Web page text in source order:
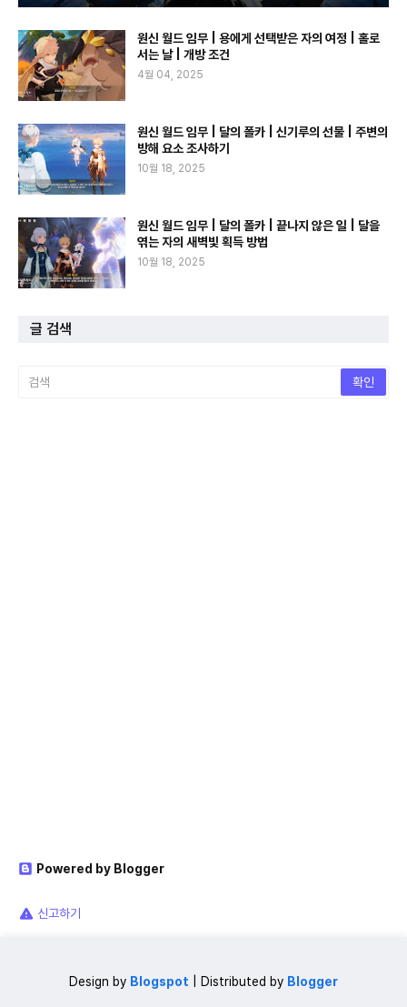
원신 월드 임무 | 용에게 선택받은 자의 여정 | 홀로
서는 날 | 개방 조건
4월 04, 2025
원신 월드 임무 | 달의 폴카 | 신기루의 선물 | 주변의
방해 요소 조사하기
10월 18, 2025
원신 월드 임무 | 달의 폴카 | 끝나지 않은 일 | 달을
엮는 자의 새벽빛 획득 방법
10월 18, 2025
글 검색
Powered by Blogger
신고하기
Design by Blogspot | Distributed by Blogger